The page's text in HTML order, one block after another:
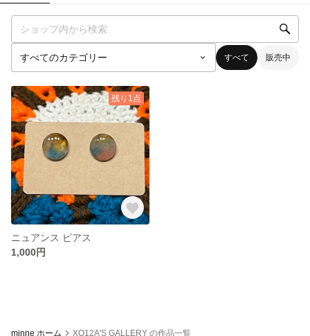
すべて 販売中
残り1点
ニュアンス ピアス
1,000円
minne ホーム XO12A'S GALLERY の作品一覧